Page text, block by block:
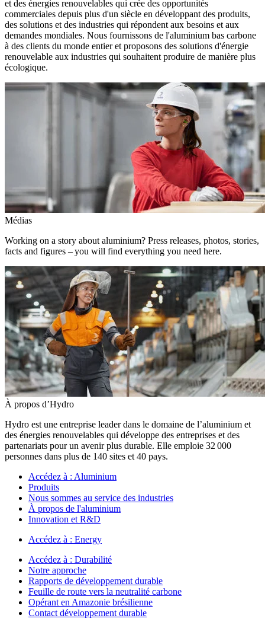
et des énergies renouvelables qui crée des opportunités
commerciales depuis plus d'un siècle en développant des produits,
des solutions et des industries qui répondent aux besoins et aux
demandes mondiales. Nous fournissons de l'aluminium bas carbone
à des clients du monde entier et proposons des solutions d'énergie
renouvelable aux industries qui souhaitent produire de manière plus
écologique.
Médias
Working on a story about aluminium? Press releases, photos, stories,
facts and figures – you will find everything you need here.
À propos d’Hydro
Hydro est une entreprise leader dans le domaine de l’aluminium et
des énergies renouvelables qui développe des entreprises et des
partenariats pour un avenir plus durable. Elle emploie 32 000
personnes dans plus de 140 sites et 40 pays.
Accédez à : Aluminium
Produits
Nous sommes au service des industries
À propos de l'aluminium
Innovation et R&D
Accédez à : Energy
Accédez à : Durabilité
Notre approche
Rapports de développement durable
Feuille de route vers la neutralité carbone
Opérant en Amazonie brésilienne
Contact développement durable